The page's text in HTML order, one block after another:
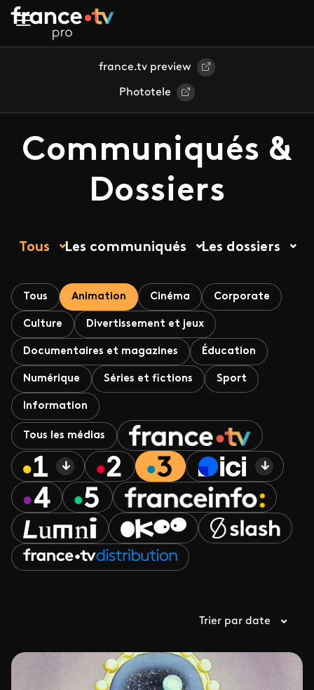
Aller au contenu principal
france.tv preview
Phototele
Communiqués &
Dossiers
Tous Les communiqués Les dossiers
Tous Animation Cinéma Corporate
Culture Divertissement et jeux
Documentaires et magazines Éducation
Numérique Séries et fictions Sport
Information
Tous les médias
Trier par date